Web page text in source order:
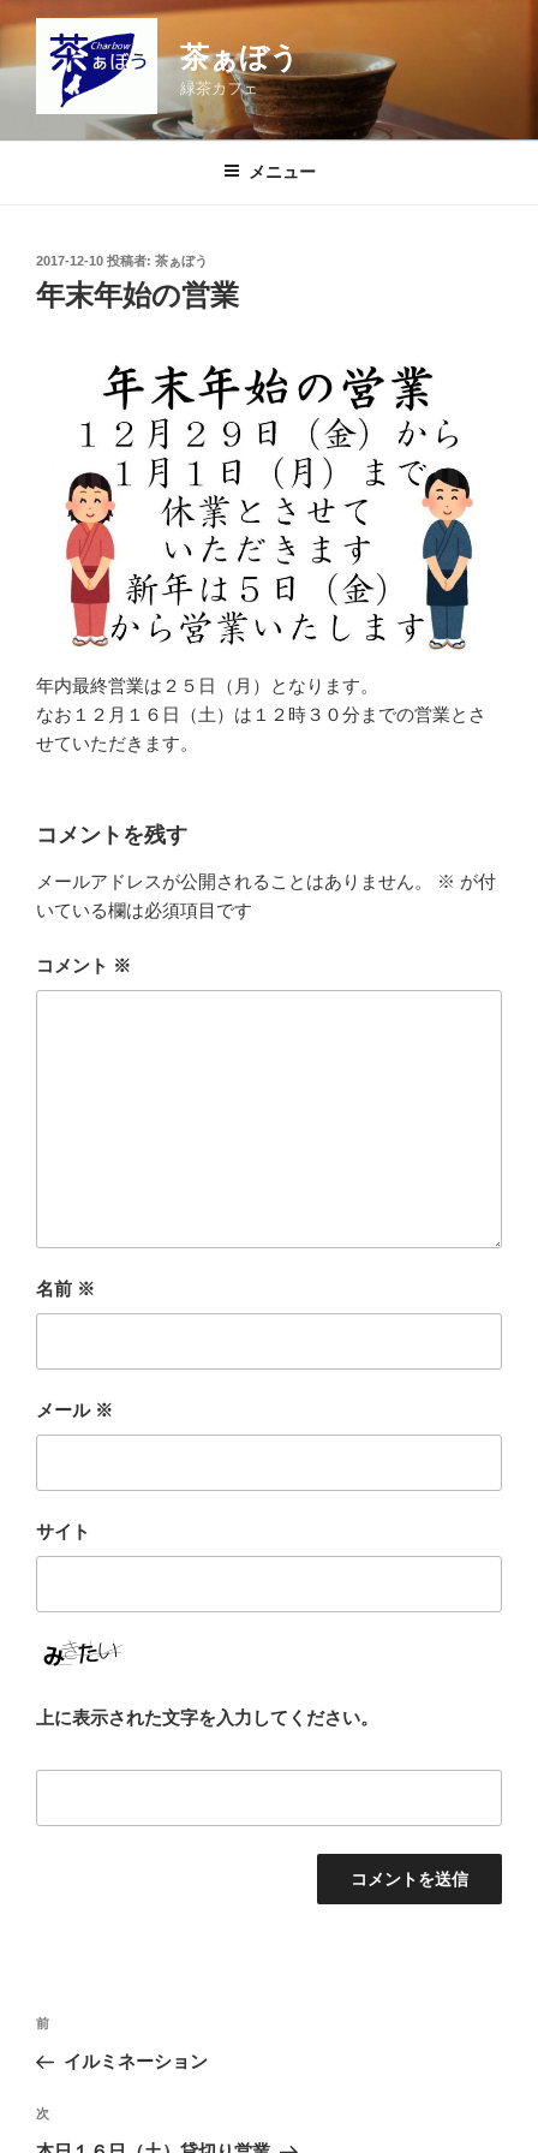
テ
茶ぁぼう
緑茶カフェ
メニュー
投
稿
日:
2017-12-10 投稿者: 茶ぁぼう
年末年始の営業
年内最終営業は２５日（月）となります。
なお１２月１６日（土）は１２時３０分までの営業とさ
せていただきます。
コメントを残す
メールアドレスが公開されることはありません。 ※ が付
いている欄は必須項目です
コメント ※
名前 ※
メール ※
サイト
上に表示された文字を入力してください。
投
ナ
ビ
ゲ
前
の
稿
前
イルミネーション
次
の
次